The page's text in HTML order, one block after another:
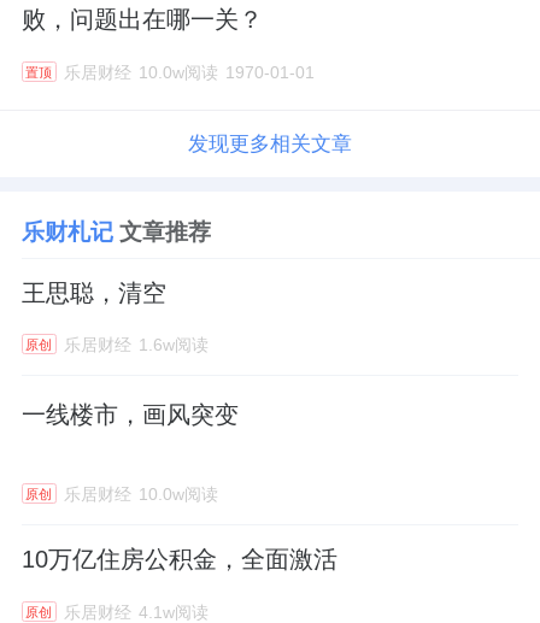
败，问题出在哪一关？
置顶 乐居财经 10.0w阅读 1970-01-01
发现更多相关文章
乐财札记文章推荐
王思聪，清空
原创 乐居财经 1.6w阅读
一线楼市，画风突变
原创 乐居财经 10.0w阅读
10万亿住房公积金，全面激活
原创 乐居财经 4.1w阅读